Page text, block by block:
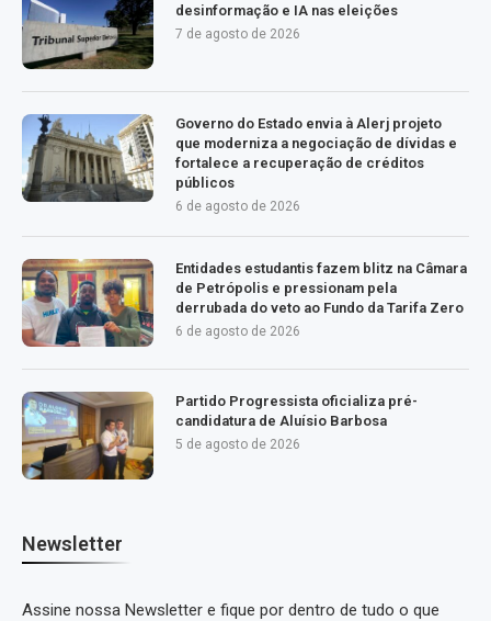
desinformação e IA nas eleições
7 de agosto de 2026
Governo do Estado envia à Alerj projeto
que moderniza a negociação de dívidas e
fortalece a recuperação de créditos
públicos
6 de agosto de 2026
Entidades estudantis fazem blitz na Câmara
de Petrópolis e pressionam pela
derrubada do veto ao Fundo da Tarifa Zero
6 de agosto de 2026
Partido Progressista oficializa pré-
candidatura de Aluísio Barbosa
5 de agosto de 2026
Newsletter
Assine nossa Newsletter e fique por dentro de tudo o que